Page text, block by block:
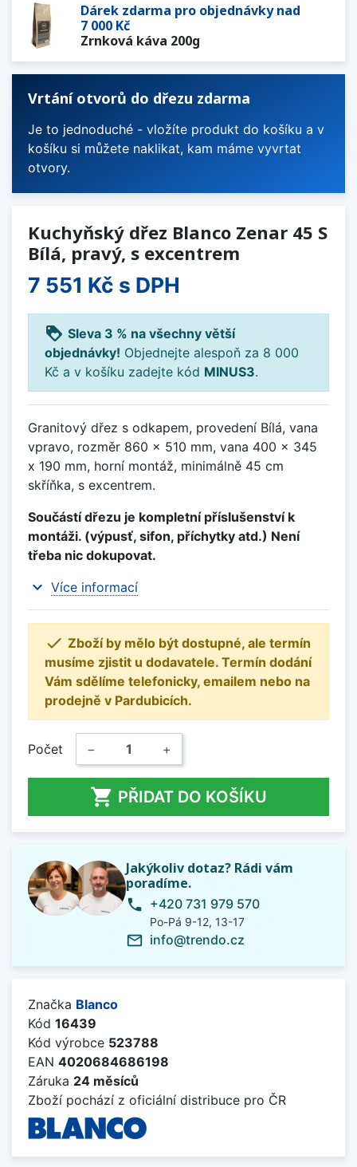
Dárek zdarma pro objednávky nad
7 000 Kč
Zrnková káva 200g
Vrtání otvorů do dřezu zdarma
Je to jednoduché - vložíte produkt do košíku a v
košíku si můžete naklikat, kam máme vyvrtat
otvory.
Kuchyňský dřez Blanco Zenar 45 S
Bílá, pravý, s excentrem
7 551 Kč s DPH
loyalty Sleva 3 % na všechny větší
objednávky! Objednejte alespoň za 8 000
Kč a v košíku zadejte kód MINUS3.
Granitový dřez s odkapem, provedení Bílá, vana
vpravo, rozměr 860 x 510 mm, vana 400 x 345
x 190 mm, horní montáž, minimálně 45 cm
skříňka, s excentrem.
Součástí dřezu je kompletní příslušenství k
montáži. (výpusť, sifon, příchytky atd.) Není
třeba nic dokupovat.
expand_more Více informací
 Zboží by mělo být dostupné, ale termín
musíme zjistit u dodavatele. Termín dodání
Vám sdělíme telefonicky, emailem nebo na
prodejně v Pardubicích.
Počet − +
 PŘIDAT DO KOŠÍKU
Jakýkoliv dotaz? Rádi vám
poradíme.
phone +420 731 979 570
Po-Pá 9-12, 13-17
mail_outline info@trendo.cz
Značka Blanco
Kód 16439
Kód výrobce 523788
EAN 4020684686198
Záruka 24 měsíců
Zboží pochází z oficiální distribuce pro ČR